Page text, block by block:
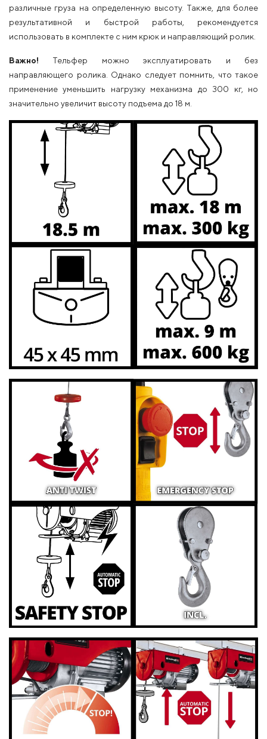
различные груза на определенную высоту. Также, для более
результативной и быстрой работы, рекомендуется
использовать в комплекте с ним крюк и направляющий ролик.
Важно! Тельфер можно эксплуатировать и без
направляющего ролика. Однако следует помнить, что такое
применение уменьшить нагрузку механизма до 300 кг, но
значительно увеличит высоту подъема до 18 м.